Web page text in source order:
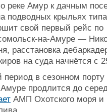
реке Амур к дачным
подводных крыльях типа
свой первый рейс по
на-Амуре —
расстановка
на суда начнётся с
период в сезонном порту
продлится до
АМП Охотского моря и